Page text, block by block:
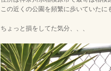
この近くの公園を頻繁に歩いていた
ちょっと損をしてた気分、、、